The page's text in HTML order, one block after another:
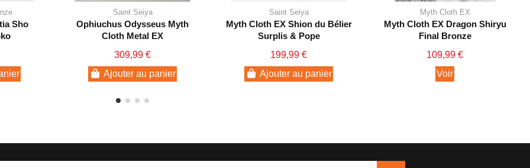
Sho
Saint Seiya
Ophiuchus Odysseus Myth
Cloth Metal EX
309,99 €
Ajouter au panier
Saint Seiya
Myth Cloth EX Shion du Bélier
Surplis & Pope
199,99 €
Ajouter au panier
Myth Cloth EX
Myth Cloth EX Dragon Shiryu
Final Bronze
109,99 €
Voir